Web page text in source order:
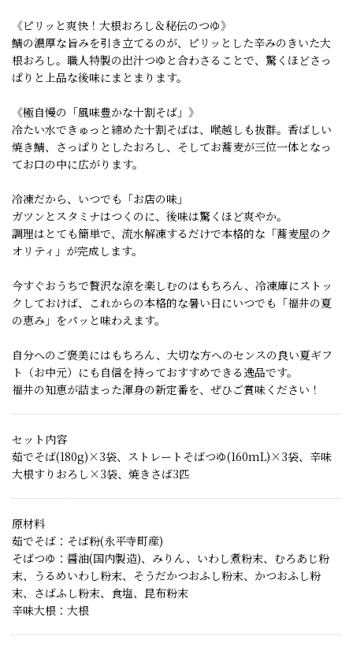
《ピリッと爽快！大根おろし＆秘伝のつゆ》
鯖の濃厚な旨みを引き立てるのが、ピリッとした辛みのきいた大
根おろし。職人特製の出汁つゆと合わさることで、驚くほどさっ
ぱりと上品な後味にまとまります。
《極自慢の「風味豊かな十割そば」》
冷たい水できゅっと締めた十割そばは、喉越しも抜群。香ばしい
焼き鯖、さっぱりとしたおろし、そしてお蕎麦が三位一体となっ
てお口の中に広がります。
冷凍だから、いつでも「お店の味」
ガツンとスタミナはつくのに、後味は驚くほど爽やか。
調理はとても簡単で、流水解凍するだけで本格的な「蕎麦屋のク
オリティ」が完成します。
今すぐおうちで贅沢な涼を楽しむのはもちろん、冷凍庫にストッ
クしておけば、これからの本格的な暑い日にいつでも「福井の夏
の恵み」をパッと味わえます。
自分へのご褒美にはもちろん、大切な方へのセンスの良い夏ギフ
ト（お中元）にも自信を持っておすすめできる逸品です。
福井の知恵が詰まった渾身の新定番を、ぜひご賞味ください！
セット内容
茹でそば(180g)×3袋、ストレートそばつゆ(160mL)×3袋、辛味
大根すりおろし×3袋、焼きさば3匹
原材料
茹でそば：そば粉(永平寺町産)
そばつゆ：醤油(国内製造)、みりん、いわし煮粉末、むろあじ粉
末、うるめいわし粉末、そうだかつおふし粉末、かつおふし粉
末、さばふし粉末、食塩、昆布粉末
辛味大根：大根